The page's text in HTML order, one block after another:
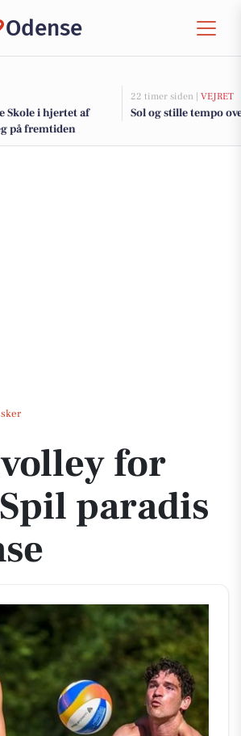
Odense
Skole i hjertet af
på fremtiden
22 timer siden | VEJRET
Sol og stille tempo
Spil paradis i Odense
for
paradis